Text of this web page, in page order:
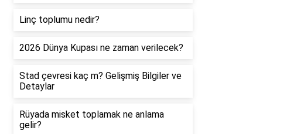
Linç toplumu nedir?
2026 Dünya Kupası ne zaman verilecek?
Stad çevresi kaç m? Gelişmiş Bilgiler ve
Detaylar
Rüyada misket toplamak ne anlama
gelir?